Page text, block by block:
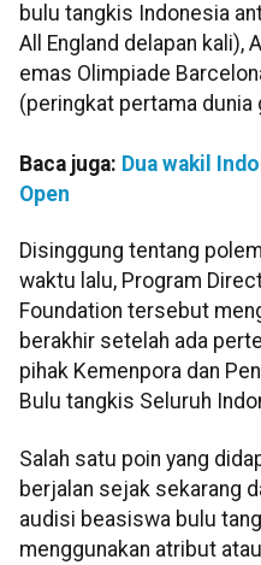
bulu tangkis Indonesia
All England delapan kali),
emas Olimpiade
(peringkat pertama dunia
Baca juga: Dua wakil
Open
Disinggung tentang
waktu lalu, Program
Foundation tersebut
berakhir setelah ada
pihak Kemenpora dan
Bulu tangkis Seluruh
Salah satu poin yang
berjalan sejak sekarang
audisi beasiswa bulu
menggunakan atribut